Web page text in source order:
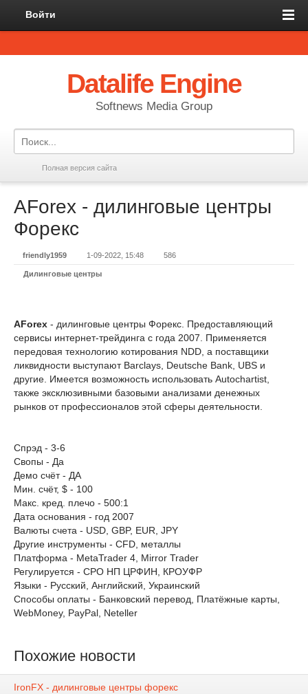
Войти
Datalife Engine
Softnews Media Group
Полная версия сайта
AForex - дилинговые центры
Форекс
friendly1959 1-09-2022, 15:48 586
Дилинговые центры
AForex - дилинговые центры Форекс. Предоставляющий
сервисы интернет-трейдинга с года 2007. Применяется
передовая технологию котирования NDD, а поставщики
ликвидности выступают Barclays, Deutsche Bank, UBS и
другие. Имеется возможность использовать Autochartist,
также эксклюзивными базовыми анализами денежных
рынков от профессионалов этой сферы деятельности.
Спрэд - 3-6
Свопы - Да
Демо счёт - ДА
Мин. счёт, $ - 100
Макс. кред. плечо - 500:1
Дата основания - год 2007
Валюты счета - USD, GBP, EUR, JPY
Другие инструменты - CFD, металлы
Платформа - MetaTrader 4, Mirror Trader
Регулируется - СРО НП ЦРФИН, КРОУФР
Языки - Русский, Английский, Украинский
Способы оплаты - Банковский перевод, Платёжные карты,
WebMoney, PayPal, Neteller
Похожие новости
IronFX - дилинговые центры форекс